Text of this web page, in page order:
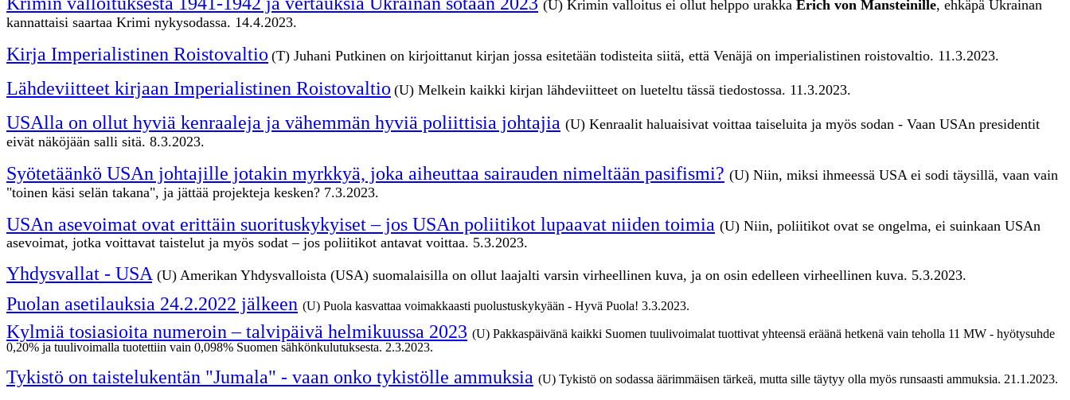
(U) Krimin valloitus ei ollut helppo urakka Erich von Mansteinille, ehkäpä Ukrainan
kannattaisi saartaa Krimi nykysodassa. 14.4.2023.
Kirja Imperialistinen Roistovaltio (T) Juhani Putkinen on kirjoittanut kirjan jossa esitetään todisteita siitä, että Venäjä on imperialistinen roistovaltio. 11.3.2023.
Lähdeviitteet kirjaan Imperialistinen Roistovaltio (U) Melkein kaikki kirjan lähdeviitteet on lueteltu tässä tiedostossa. 11.3.2023.
USAlla on ollut hyviä kenraaleja ja vähemmän hyviä poliittisia johtajia (U) Kenraalit haluaisivat voittaa taiseluita ja myös sodan - Vaan USAn presidentit
eivät näköjään salli sitä. 8.3.2023.
Syötetäänkö USAn johtajille jotakin myrkkyä, joka aiheuttaa sairauden nimeltään pasifismi? (U) Niin, miksi ihmeessä USA ei sodi täysillä, vaan vain
"toinen käsi selän takana", ja jättää projekteja kesken? 7.3.2023.
USAn asevoimat ovat erittäin suorituskykyiset – jos USAn poliitikot lupaavat niiden toimia (U) Niin, poliitikot ovat se ongelma, ei suinkaan USAn
asevoimat, jotka voittavat taistelut ja myös sodat – jos poliitikot antavat voittaa. 5.3.2023.
Yhdysvallat - USA (U) Amerikan Yhdysvalloista (USA) suomalaisilla on ollut laajalti varsin virheellinen kuva, ja on osin edelleen virheellinen kuva. 5.3.2023.
Puolan asetilauksia 24.2.2022 jälkeen (U) Puola kasvattaa voimakkaasti puolustuskykyään - Hyvä Puola! 3.3.2023.
Kylmiä tosiasioita numeroin – talvipäivä helmikuussa 2023 (U) Pakkaspäivänä kaikki Suomen tuulivoimalat tuottivat yhteensä eräänä hetkenä vain teholla 11 MW - hyötysuhde
0,20% ja tuulivoimalla tuotettiin vain 0,098% Suomen sähkönkulutuksesta. 2.3.2023.
Tykistö on taistelukentän "Jumala" - vaan onko tykistölle ammuksia (U) Tykistö on sodassa äärimmäisen tärkeä, mutta sille täytyy olla myös runsaasti ammuksia. 21.1.2023.